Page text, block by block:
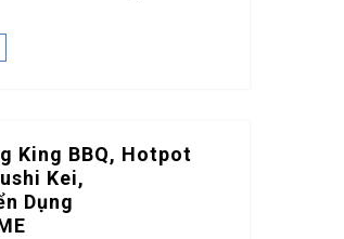
King BBQ, Hotpot
Kei,
Dụng